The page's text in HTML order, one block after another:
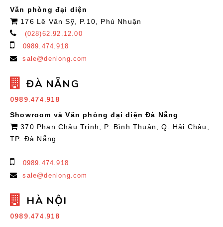
Văn phòng đại diện
176 Lê Văn Sỹ, P.10, Phú Nhuận
(028)62.92.12.00
0989.474.918
sale@denlong.com
ĐÀ NẴNG
0989.474.918
Showroom và Văn phòng đại diện Đà Nẵng
370 Phan Châu Trinh, P. Bình Thuận, Q. Hải Châu,
TP. Đà Nẵng
0989.474.918
sale@denlong.com
HÀ NỘI
0989.474.918